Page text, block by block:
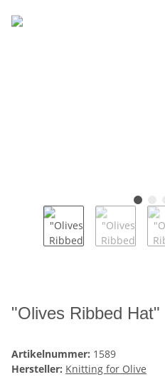
"Olives Ribbed Hat"
Artikelnummer: 1589
Hersteller: Knitting for Olive